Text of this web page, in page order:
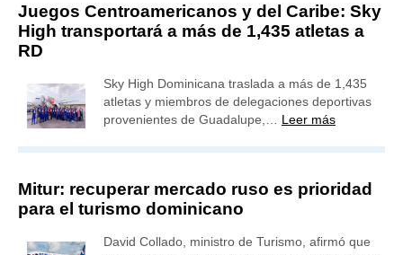
Juegos Centroamericanos y del Caribe: Sky
High transportará a más de 1,435 atletas a
RD
Sky High Dominicana traslada a más de 1,435
atletas y miembros de delegaciones deportivas
provenientes de Guadalupe,… Leer más
Mitur: recuperar mercado ruso es prioridad
para el turismo dominicano
David Collado, ministro de Turismo, afirmó que